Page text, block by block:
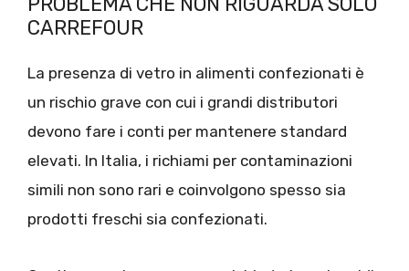
CARREFOUR
La presenza di vetro in alimenti confezionati è
un rischio grave con cui i grandi distributori
devono fare i conti per mantenere standard
elevati. In Italia, i richiami per contaminazioni
simili non sono rari e coinvolgono spesso sia
prodotti freschi sia confezionati.